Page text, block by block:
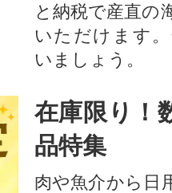
と納税で産直の
いただけます
いましょう。
在庫限り！
品特集
肉や魚介から日